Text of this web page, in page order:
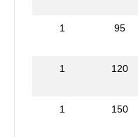
1 95
1 120
1 150